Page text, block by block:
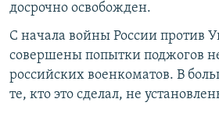
досрочно освобожден.
С начала войны России против
совершены попытки поджогов
российских военкоматов. В
те, кто это сделал, не